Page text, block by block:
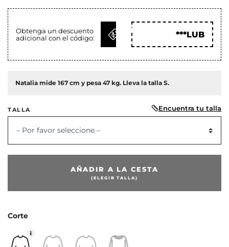
Obtenga un descuento
adicional con el código:
OBTENER
***LUB
Natalia mide 167 cm y pesa 47 kg. Lleva la talla S.
TALLA Encuentra tu talla
– Por favor seleccione –
AÑADIR A LA CESTA
(ELEGIR TALLA)
Corte